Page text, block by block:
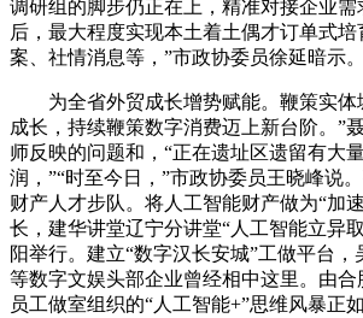
调研组的脚步仍正在上，精准对接企业需
后，最大程度实现本土着土偶才订单式
案、社情消息等，”市政协委员徐延暗示。
为全省外贸成长增势赋能。鞭策实体
成长，持续鞭策数字消费迈上新台阶。”
师反映的问题和，“正在遗址区遗留有大
润，”“时至今日，”市政协委员王晓峰说
财产人才步队。将人工智能财产做为“加
长，建华讲堂辽宁分讲堂“人工智能立异
阳举行。建立“数字汉长安城”工做平台
等数字文娱头部企业曾经相中这里。由合
员工做室组织的“人工智能+”思维风暴正